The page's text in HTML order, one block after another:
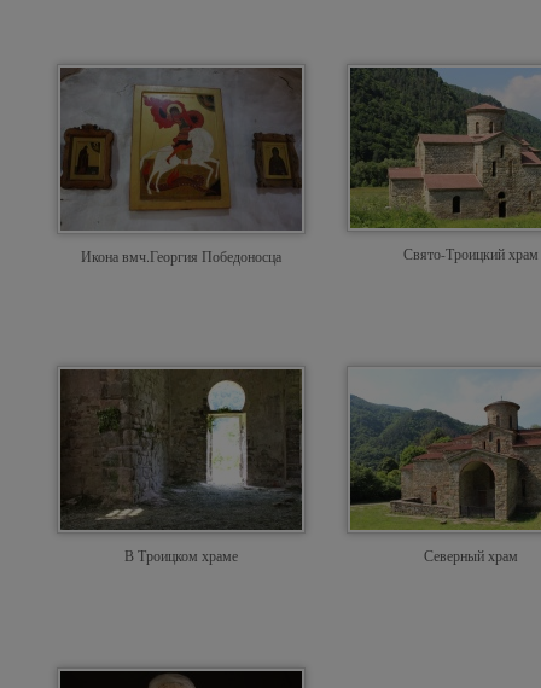
Икона вмч.Георгия Победоносца Свято-Троицкий храм
В Троицком храме Северный храм